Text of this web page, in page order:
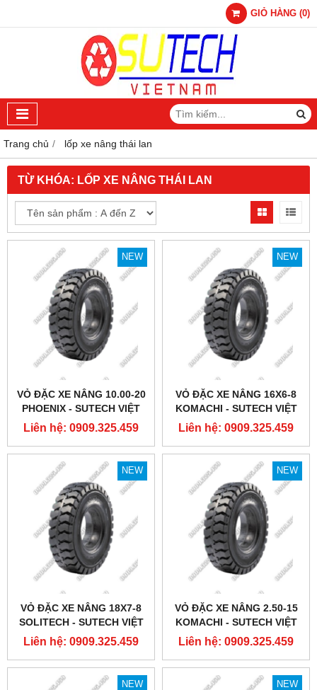
GIỎ HÀNG (0)
Trang chủ lốp xe nâng thái lan
TỪ KHÓA: LỐP XE NÂNG THÁI LAN
NEW
VỎ ĐẶC XE NÂNG 10.00-20
PHOENIX - SUTECH VIỆT
NAM
Liên hệ: 0909.325.459
NEW
VỎ ĐẶC XE NÂNG 16X6-8
KOMACHI - SUTECH VIỆT
NAM
Liên hệ: 0909.325.459
NEW
VỎ ĐẶC XE NÂNG 18X7-8
SOLITECH - SUTECH VIỆT
NAM
Liên hệ: 0909.325.459
NEW
VỎ ĐẶC XE NÂNG 2.50-15
KOMACHI - SUTECH VIỆT
NAM
Liên hệ: 0909.325.459
NEW NEW